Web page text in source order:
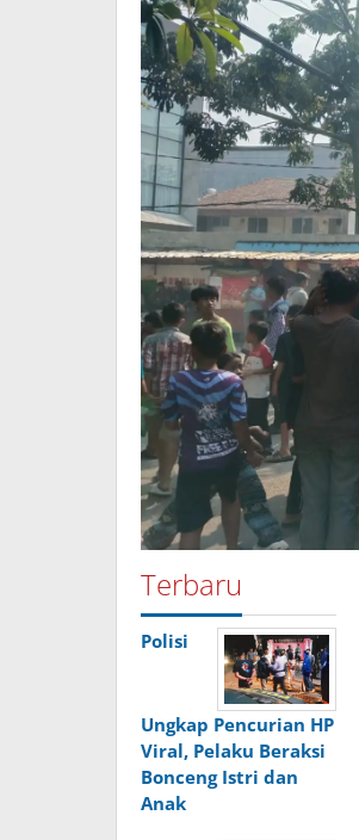
Terbaru
Polisi
Ungkap Pencurian HP
Viral, Pelaku Beraksi
Bonceng Istri dan
Anak